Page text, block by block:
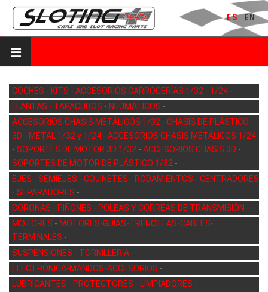
ES EN
COCHES - KITS - ACCESORIOS CARROCERÍAS 1/32 - 1/24 -
LLANTAS - TAPACUBOS - NEUMÁTICOS -
ACCESORIOS CHASIS METÁLICOS 1/32 - CHASIS DE PLÁSTICO -
3D - METAL 1/32 y 1/24 - ACCESORIOS CHASIS METÁLICOS 1/24
- SOPORTES DE MOTOR 3D 1/32 - ACCESORIOS CHASIS 3D -
SOPORTES DE MOTOR DE PLÁSTICO 1/32 -
EJES - SEMIEJES - COJINETES - RODAMIENTOS - CENTRADORES
- SEPARADORES -
CORONAS - PIÑONES - POLEAS Y CORREAS DE TRANSMISIÓN -
MOTORES - MOTORES-GUÍAS-TRENCILLAS-CABLES-
TERMINALES -
SUSPENSIONES - TORNILLERÍA -
ELECTRÓNICA-MANDOS-ACCESORIOS -
LUBRICANTES - PROTECTORES - LIMPIADORES -